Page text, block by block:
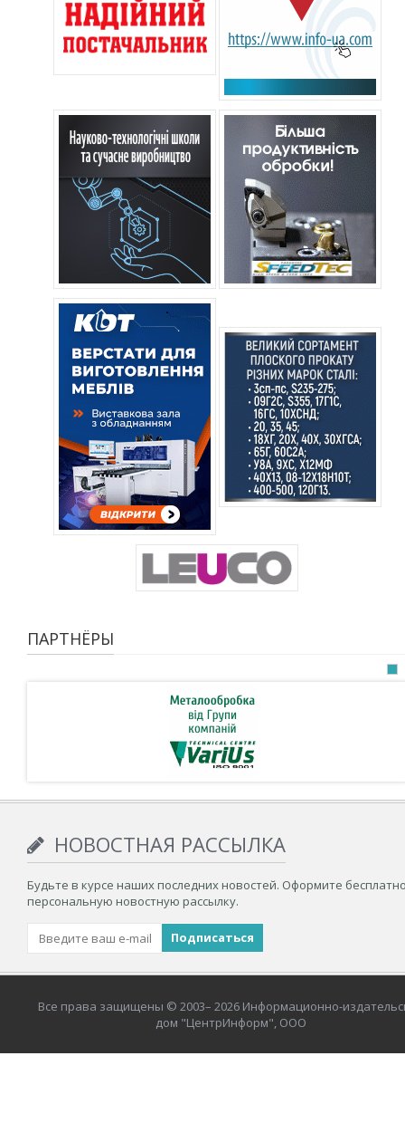
ПАРТНЁРЫ
НОВОСТНАЯ РАССЫЛКА
Будьте в курсе наших последних новостей. Оформите
персональную новостную рассылку.
Все права защищены © 2003– 2026 Информационно-
дом "ЦентрИнформ", ООО